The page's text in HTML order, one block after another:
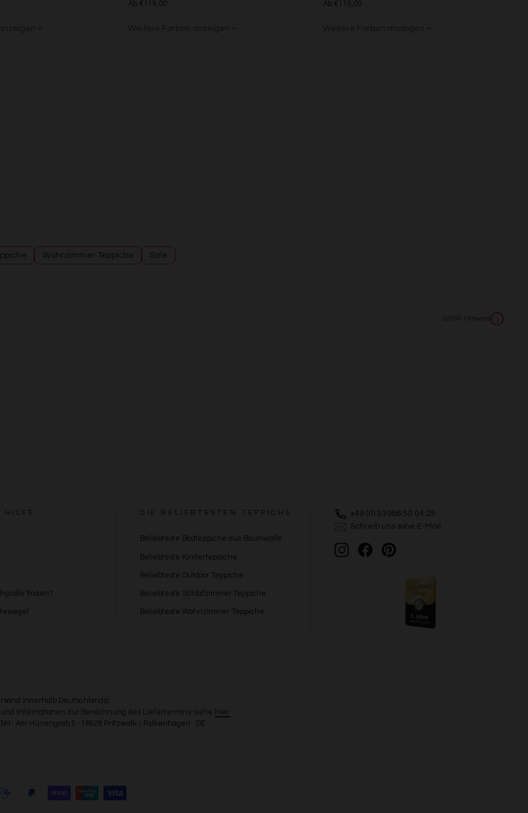
Ab €119,00
Ab €119,00
Wohnzimmer Teppiche Sale
GPSR Hinweis i
HILFE
finden?
DIE BELIEBTESTEN TEPPICHE
Beliebteste Badteppiche aus Baumwolle
Beliebteste Kinderteppiche
Beliebteste Outdoor Teppiche
Beliebteste Schlafzimmer Teppiche
Beliebteste Wohnzimmer Teppiche
+49 (0) 33986 50 04 25
Schreib uns eine E-Mail
Instagram
FacebookPinterest
innerhalb Deutschlands).
Informationen zur Berechnung des Liefertermins siehe hier.
· Am Hünengrab 5 · 16928 Pritzwalk / Falkenhagen · DE